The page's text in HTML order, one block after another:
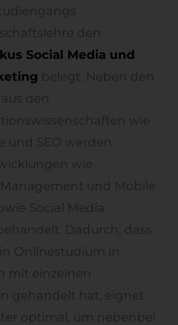
den
Social Media und
belegt. Neben den
den
wie
und SEO werden
wie
und Mobile
Social Media
Dadurch, dass
Onlinestudium in
mit einzelnen
gehandelt hat, eignet
optimal, um nebenbei